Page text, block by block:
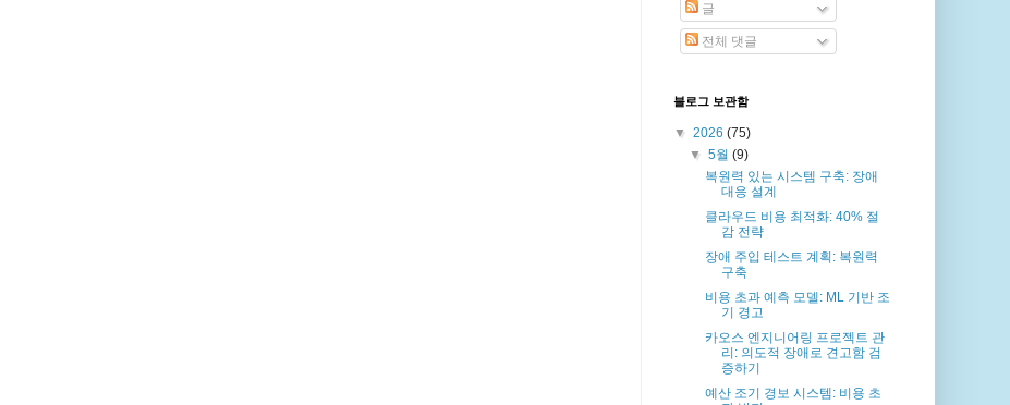
글
전체 댓글
블로그 보관함
▼ 2026 (75)
▼ 5월 (9)
복원력 있는 시스템 구축: 장애
대응 설계
클라우드 비용 최적화: 40% 절
감 전략
장애 주입 테스트 계획: 복원력
구축
비용 초과 예측 모델: ML 기반 조
기 경고
카오스 엔지니어링 프로젝트 관
리: 의도적 장애로 견고함 검
증하기
예산 조기 경보 시스템: 비용 초